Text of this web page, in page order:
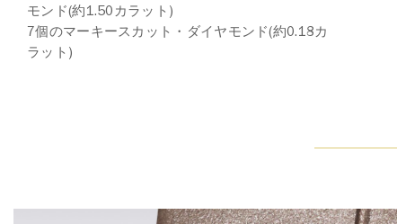
モンド(約1.50カラット)
7個のマーキースカット・ダイヤモンド(約0.18カ
ラット)